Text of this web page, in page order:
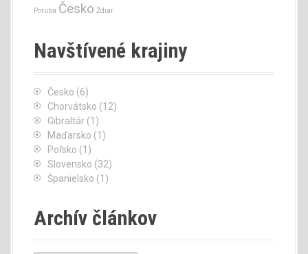
Poruba Česko Ždiar
Navštívené krajiny
Česko (6)
Chorvátsko (12)
Gibraltár (1)
Maďarsko (1)
Poľsko (1)
Slovensko (32)
Španielsko (1)
Archív článkov